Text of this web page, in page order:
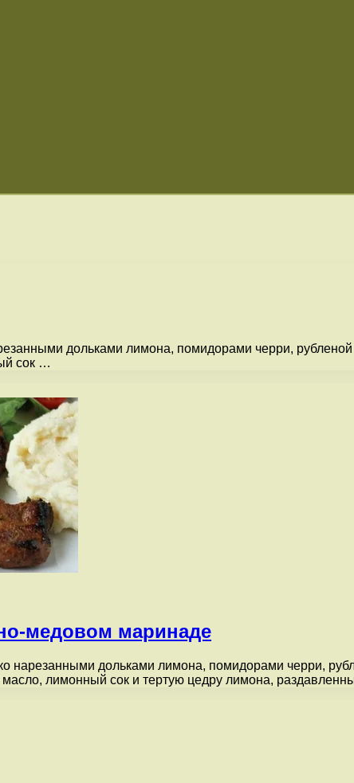
дольками лимона, помидорами черри,
сок …
медовом маринаде
нарезанными дольками лимона, помидорами черри,
лимонный сок и тертую цедру лимона,